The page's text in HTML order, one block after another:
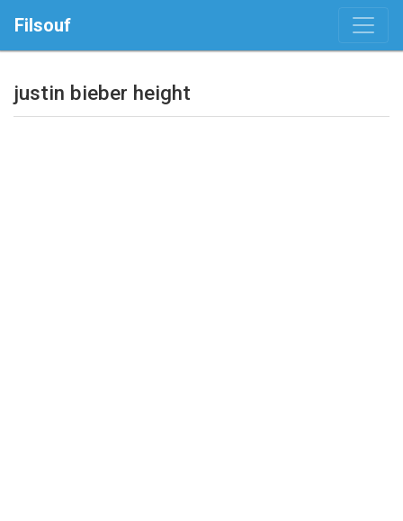
Filsouf
justin bieber height